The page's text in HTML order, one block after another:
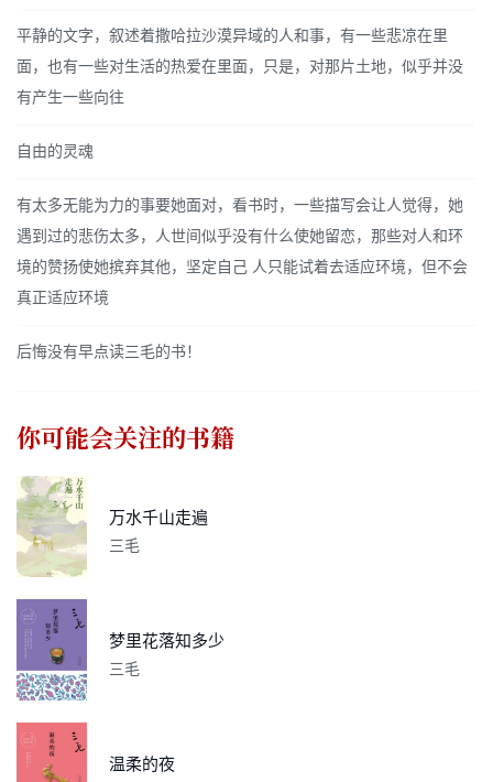
平静的文字，叙述着撒哈拉沙漠异域的人和事，有一些悲凉在里
面，也有一些对生活的热爱在里面，只是，对那片土地，似乎并没
有产生一些向往
自由的灵魂
有太多无能为力的事要她面对，看书时，一些描写会让人觉得，她
遇到过的悲伤太多，人世间似乎没有什么使她留恋，那些对人和环
境的赞扬使她摈弃其他，坚定自己 人只能试着去适应环境，但不会
真正适应环境
后悔没有早点读三毛的书！
你可能会关注的书籍
万水千山走遍
三毛
梦里花落知多少
三毛
温柔的夜